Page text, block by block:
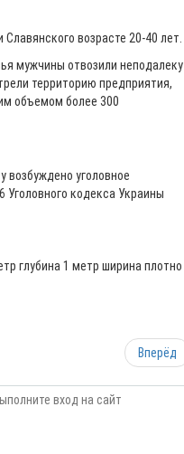
возрасте 20-40 лет.
мужчины отвозили неподалеку
территорию предприятия,
объемом более 300
уголовное
Уголовного кодекса Украины
глубина 1 метр ширина плотно
Вперёд
вход на сайт